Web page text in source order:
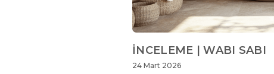
İNCELEME | WABI SABI
24 Mart 2026